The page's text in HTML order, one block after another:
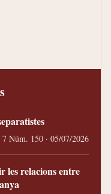
Núm. 150 · 05/07/2026
les relacions entre